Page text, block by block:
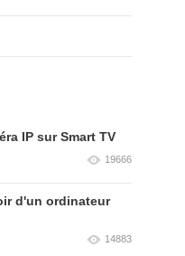
IP sur Smart TV
19666
d'un ordinateur
14883